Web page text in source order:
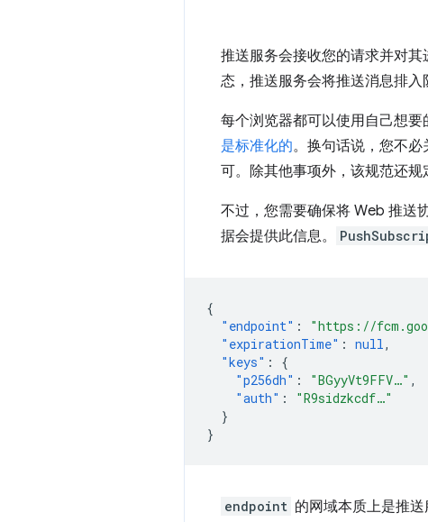
推送服务会接收您的请求并对
态，推送服务会将推送消息排入
每个浏览器都可以使用自己想
是标准化的。换句话说，您不
可。除其他事项外，该规范还规
不过，您需要确保将 Web 推送
据会提供此信息。
{
"endpoint" : "https://
"expirationTime" : null,
"keys" :
{
"p256dh" : "BGyyVt9FFV…" ,
"auth" :
"R9sidzkcdf…"
}
}
endpoint 的网域本质上是推送